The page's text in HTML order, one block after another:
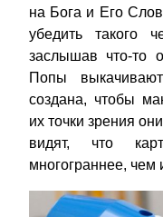
на Бога и Его
убедить такого
заслышав что-то
Попы
создана, чтобы
их точки зрения
видят, что
многограннее, чем